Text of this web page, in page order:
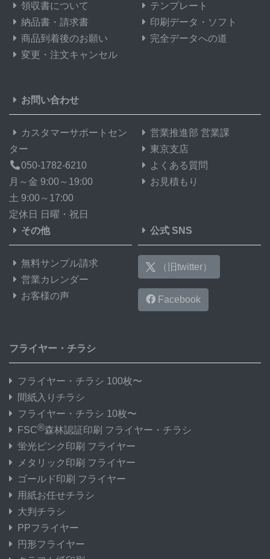
領収書について
納品書・請求書
商品到着後のお願い
変更・注文キャンセル
テンプレート
印刷データ・ソフト
完全データへの道
お問い合わせ
カスタマーサポートセン
ター
050-1782-6210
月～金 9:00～19:00
土 9:00～17:00
定休日 日曜・祝日
営業推進部 営業課
東京支店
よくある質問
お見積もり
その他
無料サンプル請求
営業カレンダー
お客様の声
公式 SNS
（旧twitter）
Facebook
フライヤー・チラシ
フライヤー・チラシ 100枚〜
間紙入りチラシ
フライヤー・チラシ 10枚〜
FSC®森林認証印刷 フライヤー・チラシ
蛍光ピンク印刷 フライヤー
メタリック印刷 フライヤー
ゴールド印刷 フライヤー
用紙お任せチラシ
大判チラシ
PPフライヤー
円形フライヤー